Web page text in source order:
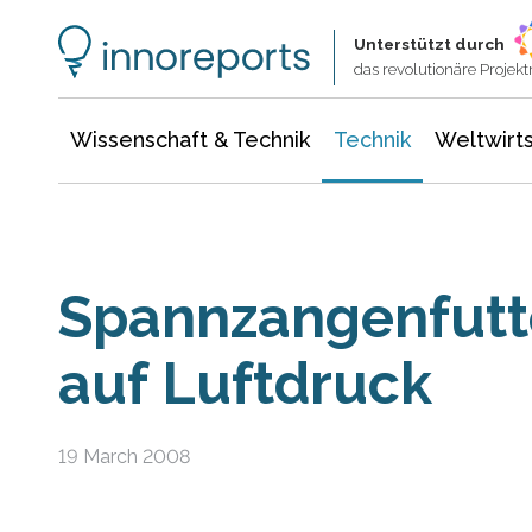
Unterstützt durch
das revolutionäre
Wissenschaft & Technik Technik
auf Luftdruck
19 March 2008